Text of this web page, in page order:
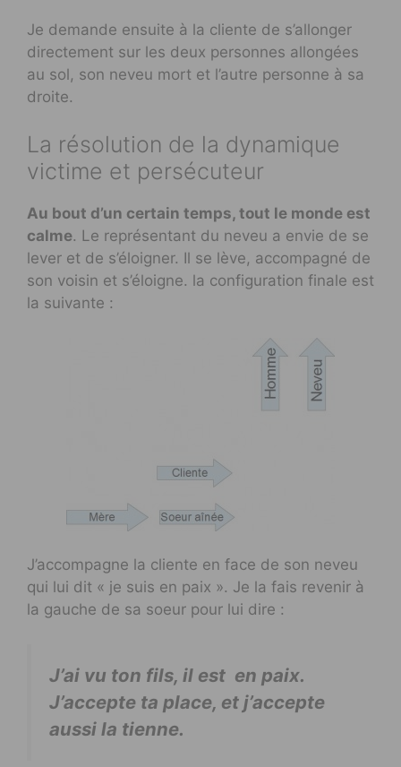
Je demande ensuite à la cliente de s’allonger
directement sur les deux personnes allongées
au sol, son neveu mort et l’autre personne à sa
droite.
La résolution de la dynamique
victime et persécuteur
Au bout d’un certain temps, tout le monde est
calme. Le représentant du neveu a envie de se
lever et de s’éloigner. Il se lève, accompagné de
son voisin et s’éloigne. la configuration finale est
la suivante :
J’accompagne la cliente en face de son neveu
qui lui dit « je suis en paix ». Je la fais revenir à
la gauche de sa soeur pour lui dire :
J’ai vu ton fils, il est en paix.
J’accepte ta place, et j’accepte
aussi la tienne.